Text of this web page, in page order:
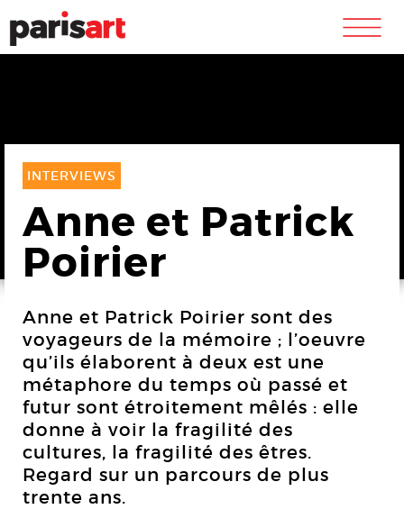
m
INTERVIEWS
Anne et Patrick
Poirier
Anne et Patrick Poirier sont des
voyageurs de la mémoire ; l’oeuvre
qu’ils élaborent à deux est une
métaphore du temps où passé et
futur sont étroitement mêlés : elle
donne à voir la fragilité des
cultures, la fragilité des êtres.
Regard sur un parcours de plus
trente ans.